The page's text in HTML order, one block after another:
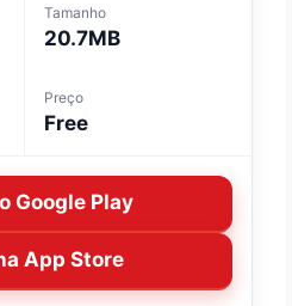
Tamanho
20.7MB
Preço
Free
Google Play
App Store